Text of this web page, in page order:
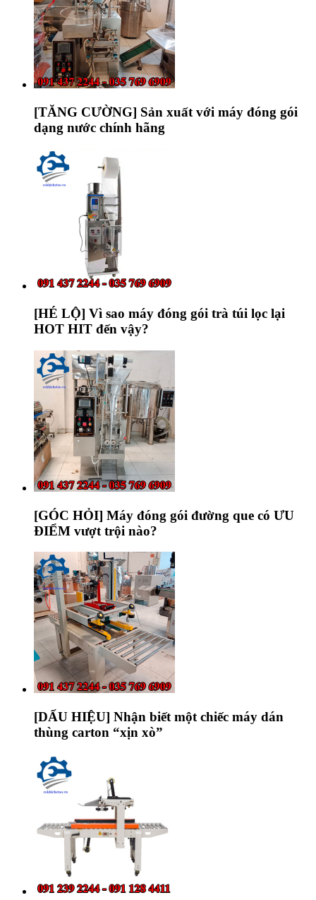
[TĂNG CƯỜNG] Sản xuất với máy đóng gói
dạng nước chính hãng
[HÉ LỘ] Vì sao máy đóng gói trà túi lọc lại
HOT HIT đến vậy?
[GÓC HỎI] Máy đóng gói đường que có ƯU
ĐIỂM vượt trội nào?
[DẤU HIỆU] Nhận biết một chiếc máy dán
thùng carton “xịn xò”